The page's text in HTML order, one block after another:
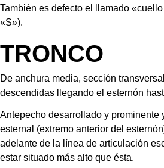
También es defecto el llamado
«S»).
TRONCO
De anchura media, sección
descendidas llegando el esternón
Antepecho desarrollado y prominente
esternal (extremo anterior del
adelante de la línea de articulación
estar situado más alto que ésta.